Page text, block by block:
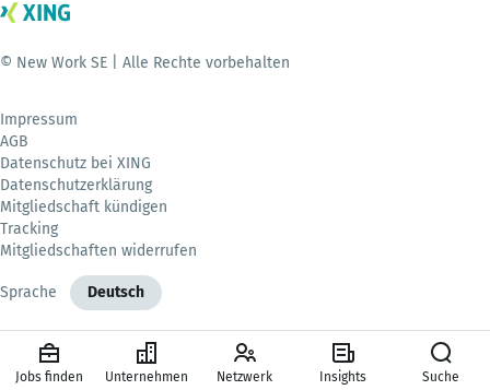
© New Work SE | Alle Rechte vorbehalten
Impressum
AGB
Datenschutz bei XING
Datenschutzerklärung
Mitgliedschaft kündigen
Tracking
Mitgliedschaften widerrufen
Sprache Deutsch
Jobs finden Unternehmen Netzwerk Insights Suche